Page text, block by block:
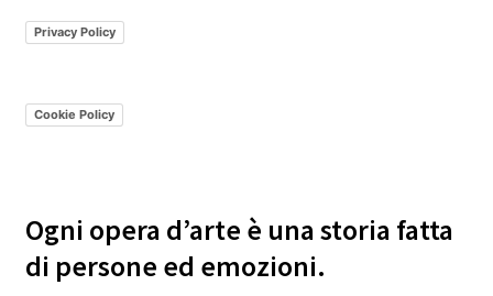
Privacy Policy
Cookie Policy
Ogni opera d’arte è una storia fatta
di persone ed emozioni.